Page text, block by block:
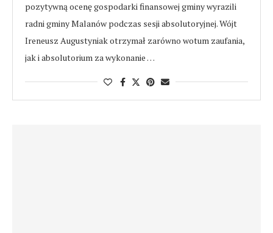
pozytywną ocenę gospodarki finansowej gminy wyrazili
radni gminy Malanów podczas sesji absolutoryjnej. Wójt
Ireneusz Augustyniak otrzymał zarówno wotum zaufania,
jak i absolutorium za wykonanie …